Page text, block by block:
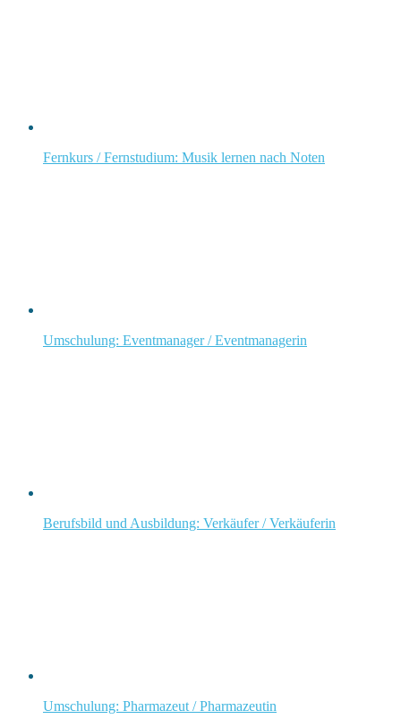
Fernkurs / Fernstudium: Musik lernen nach Noten
Umschulung: Eventmanager / Eventmanagerin
Berufsbild und Ausbildung: Verkäufer / Verkäuferin
Umschulung: Pharmazeut / Pharmazeutin